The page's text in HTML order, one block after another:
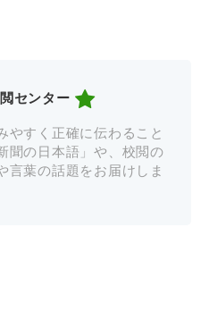
センター
やすく正確に伝わること
聞の日本語」や、校閲の
言葉の話題をお届けしま